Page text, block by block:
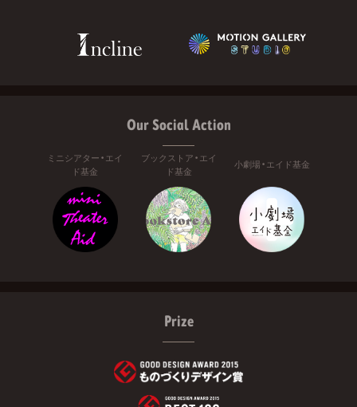
Our Social Action
ミニシアター・エイ
ド基金
ブックストア・エイ
ド基金
小劇場・エイド基金
Prize